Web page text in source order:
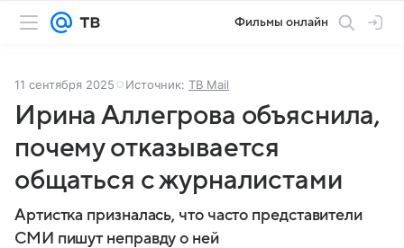
Фильмы онлайн
11 сентября 2025 Источник: ТВ Mail
Ирина Аллегрова объяснила,
почему отказывается
общаться с журналистами
Артистка призналась, что часто представители
СМИ пишут неправду о ней